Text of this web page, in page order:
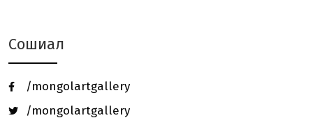
галерейд зочлов.
Сошиал
/mongolartgallery
/mongolartgallery